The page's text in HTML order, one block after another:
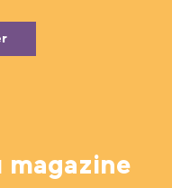
magazine